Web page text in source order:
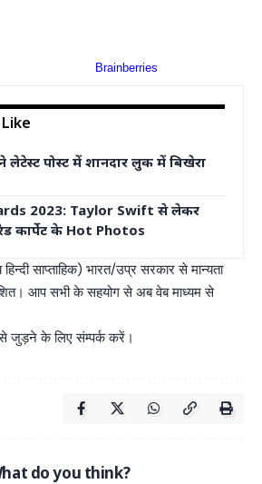
लेटेस्ट पोस्ट में शानदार लुक में बिखेरा
2023: Taylor Swift से लेकर
कार्पेट के Hot Photos
साप्ताहिक) भारत/उप्र सरकार से मान्यता
आप सभी के सहयोग से अब वेब माध्यम से
जुड़ने के लिए संम्पर्क करें।
do you think?